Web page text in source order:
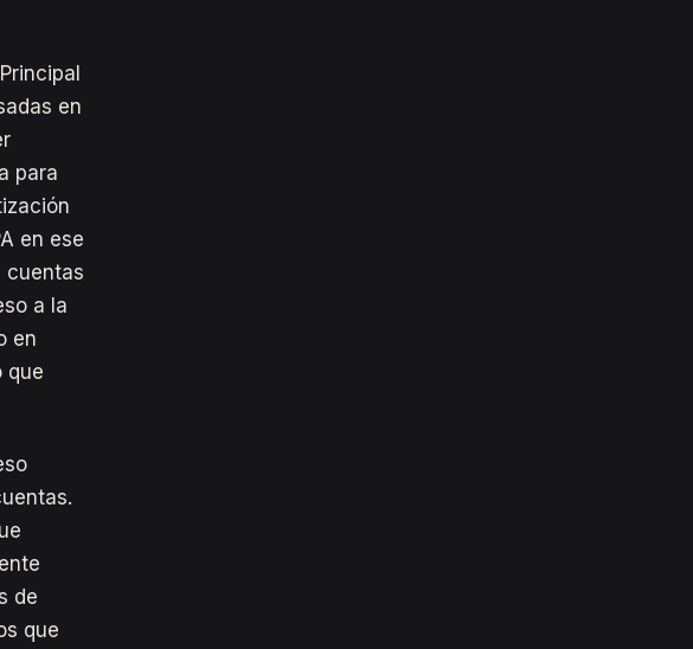
en
para
en ese
cuentas
a la
en
que
de
que